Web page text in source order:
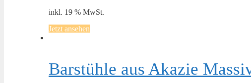
inkl. 19 % MwSt.
Jetzt ansehen
Barstühle aus Akazie